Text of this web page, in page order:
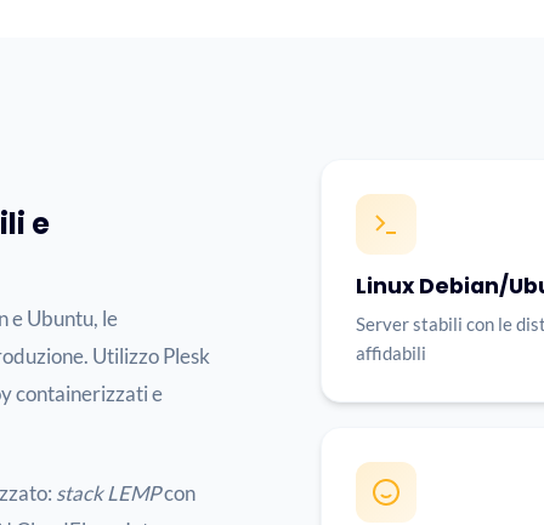
e
e Ubuntu, le
Utilizzo Plesk
containerizzati e
stack LEMPcon
Linux Debian/
Server stabili con le
affidabili